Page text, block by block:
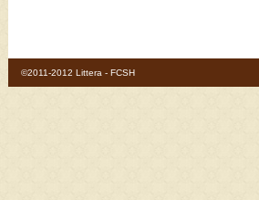
©2011-2012 Littera - FCSH